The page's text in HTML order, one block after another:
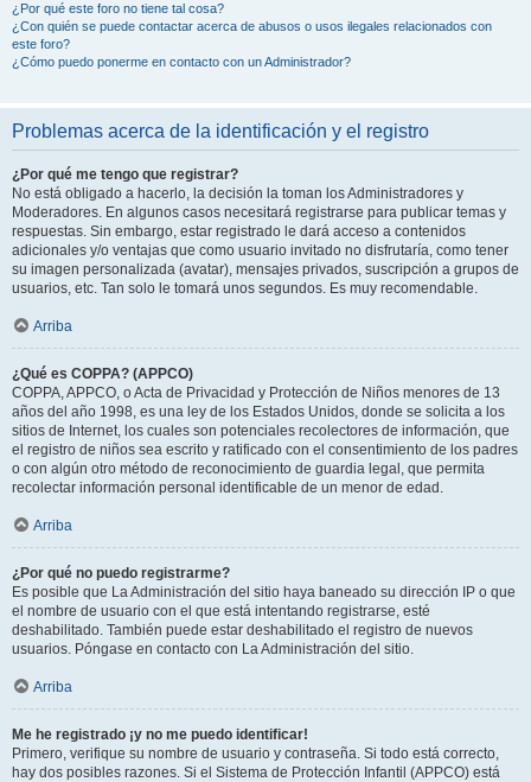
¿Por qué este foro no tiene tal cosa?
¿Con quién se puede contactar acerca de abusos o usos ilegales relacionados con
este foro?
¿Cómo puedo ponerme en contacto con un Administrador?
Problemas acerca de la identificación y el registro
¿Por qué me tengo que registrar?
No está obligado a hacerlo, la decisión la toman los Administradores y
Moderadores. En algunos casos necesitará registrarse para publicar temas y
respuestas. Sin embargo, estar registrado le dará acceso a contenidos
adicionales y/o ventajas que como usuario invitado no disfrutaría, como tener
su imagen personalizada (avatar), mensajes privados, suscripción a grupos de
usuarios, etc. Tan solo le tomará unos segundos. Es muy recomendable.
Arriba
¿Qué es COPPA? (APPCO)
COPPA, APPCO, o Acta de Privacidad y Protección de Niños menores de 13
años del año 1998, es una ley de los Estados Unidos, donde se solicita a los
sitios de Internet, los cuales son potenciales recolectores de información, que
el registro de niños sea escrito y ratificado con el consentimiento de los padres
o con algún otro método de reconocimiento de guardia legal, que permita
recolectar información personal identificable de un menor de edad.
Arriba
¿Por qué no puedo registrarme?
Es posible que La Administración del sitio haya baneado su dirección IP o que
el nombre de usuario con el que está intentando registrarse, esté
deshabilitado. También puede estar deshabilitado el registro de nuevos
usuarios. Póngase en contacto con La Administración del sitio.
Arriba
Me he registrado ¡y no me puedo identificar!
Primero, verifique su nombre de usuario y contraseña. Si todo está correcto,
hay dos posibles razones. Si el Sistema de Protección Infantil (APPCO) está